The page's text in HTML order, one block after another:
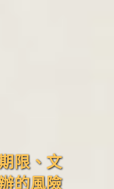
限、文
的風險